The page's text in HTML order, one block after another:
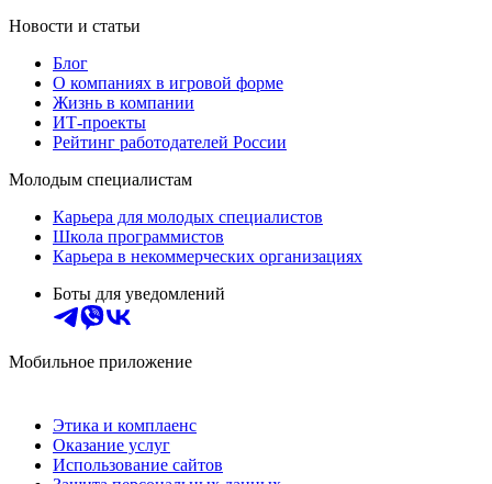
Новости и статьи
Блог
О компаниях в игровой форме
Жизнь в компании
ИТ-проекты
Рейтинг работодателей России
Молодым специалистам
Карьера для молодых специалистов
Школа программистов
Карьера в некоммерческих организациях
Боты для уведомлений
Мобильное приложение
Этика и комплаенс
Оказание услуг
Использование сайтов